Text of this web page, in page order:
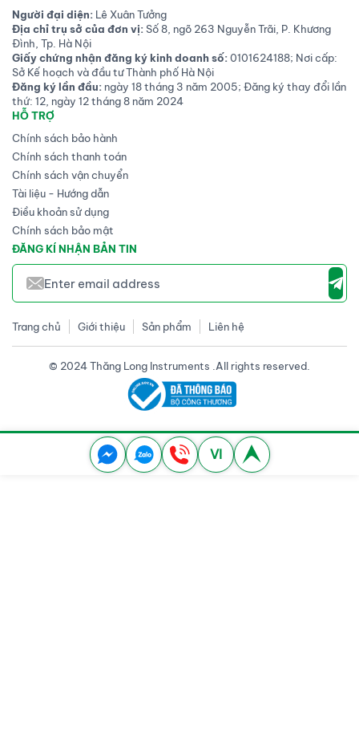
Người đại diện: Lê Xuân Tưởng
Địa chỉ trụ sở của đơn vị:Số 8, ngõ 263 Nguyễn Trãi, P. Khương
Đình, Tp. Hà Nội
Giấy chứng nhận đăng ký kinh doanh số:0101624188; Nơi cấp:
Sở Kế hoạch và đầu tư Thành phố Hà Nội
Đăng ký lần đầu: ngày 18 tháng 3 năm 2005; Đăng ký thay đổi lần
thứ: 12, ngày 12 tháng 8 năm 2024
HỖ TRỢ
Chính sách bảo hành
Chính sách thanh toán
Chính sách vận chuyển
Tài liệu - Hướng dẫn
Điều khoản sử dụng
Chính sách bảo mật
ĐĂNG KÍ NHẬN BẢN TIN
Trang chủ Giới thiệu Sản phẩm Liên hệ
© 2024 Thăng Long Instruments .All rights reserved.
VI